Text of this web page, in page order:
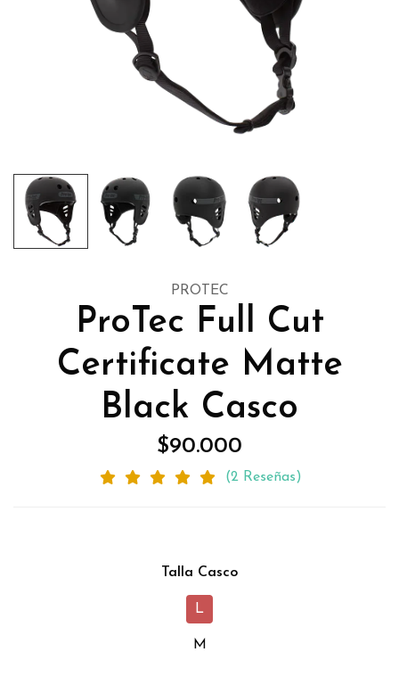
PROTEC
ProTec Full Cut
Certificate Matte
Black Casco
$90.000
(2 Reseñas)
Talla Casco
L
M